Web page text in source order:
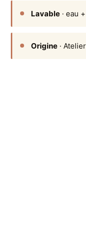
Lavable · eau
Origine ·